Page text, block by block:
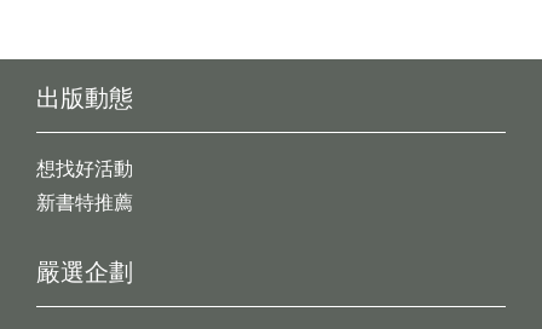
出版動態
想找好活動
新書特推薦
嚴選企劃